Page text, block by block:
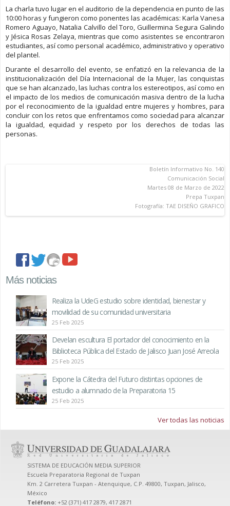
La charla tuvo lugar en el auditorio de la dependencia en punto de las
10:00 horas y fungieron como ponentes las académicas: Karla Vanesa
Romero Aguayo, Natalia Calvillo del Toro, Guillermina Segura Galindo
y Jésica Rosas Zelaya, mientras que como asistentes se encontraron
estudiantes, así como personal académico, administrativo y operativo
del plantel.
Durante el desarrollo del evento, se enfatizó en la relevancia de la
institucionalización del Día Internacional de la Mujer, las conquistas
que se han alcanzado, las luchas contra los estereotipos, así como en
el impacto de los medios de comunicación masiva dentro de la lucha
por el reconocimiento de la igualdad entre mujeres y hombres, para
concluir con los retos que enfrentamos como sociedad para alcanzar
la igualdad, equidad y respeto por los derechos de todas las
personas.
Boletín Informativo No. 140
Comunicación Social
Martes 08 de Marzo de 2022
Prepa Tuxpan
Fotografía: TAE DISEÑO GRAFICO
facebook
twitter imagenes
Más noticias
Realiza la UdeG estudio sobre identidad, bienestar y
movilidad de su comunidad universitaria
25 Feb 2025
Develan escultura El portador del conocimiento en la
Biblioteca Pública del Estado de Jalisco Juan José Arreola
25 Feb 2025
Expone la Cátedra del Futuro distintas opciones de
estudio a alumnado de la Preparatoria 15
25 Feb 2025
Ver todas las noticias
SISTEMA DE EDUCACIÓN MEDIA SUPERIOR
Escuela Preparatoria Regional de Tuxpan
Km. 2 Carretera Tuxpan - Atenquique, C.P. 49800, Tuxpan, Jalisco,
México
Teléfono: +52 (371) 417 2879, 417 2871